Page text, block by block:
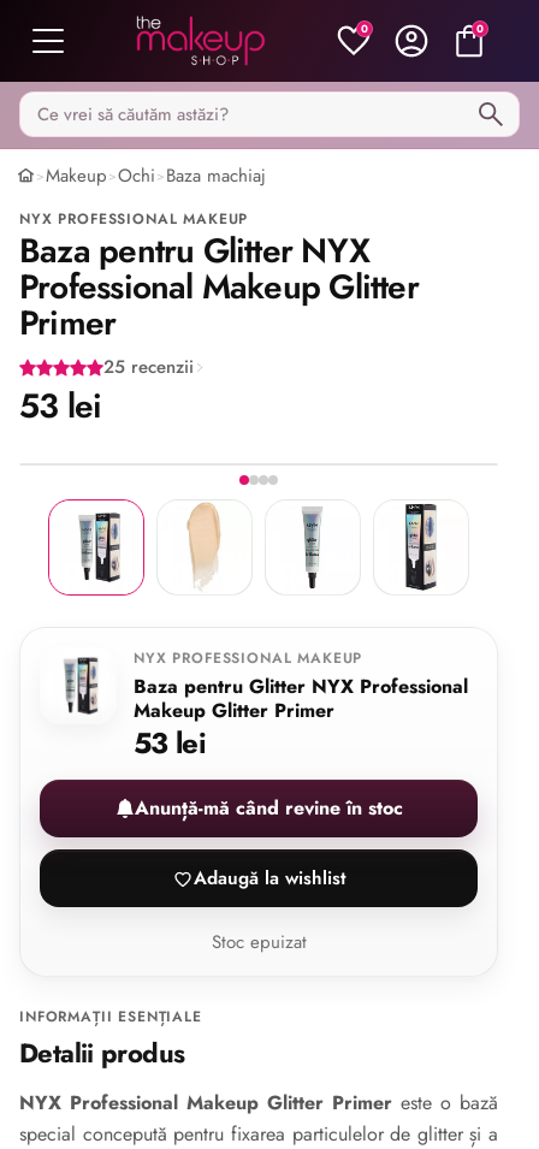
0 0
Caută pe MakeupShop
>Makeup>Ochi>Baza machiaj
NYX PROFESSIONAL MAKEUP
Baza pentru Glitter NYX
Professional Makeup Glitter
Primer
25 recenzii
53 lei
Share
Imaginea 1 din 4
NYX PROFESSIONAL MAKEUP
Baza pentru Glitter NYX Professional
Makeup Glitter Primer
53 lei
Anunță-mă când revine în stoc
Adaugă la wishlist
Stoc epuizat
INFORMAȚII ESENȚIALE
Detalii produs
NYX Professional Makeup Glitter Primer este o bază
special concepută pentru fixarea particulelor de glitter și a